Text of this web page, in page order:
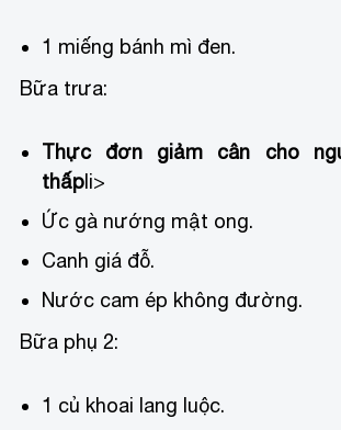
1 miếng bánh mì đen.
Bữa trưa:
Thực đơn giảm cân cho
thấp li>
Ức gà nướng mật ong.
Canh giá đỗ.
Nước cam ép không đường.
Bữa phụ 2:
1 củ khoai lang luộc.